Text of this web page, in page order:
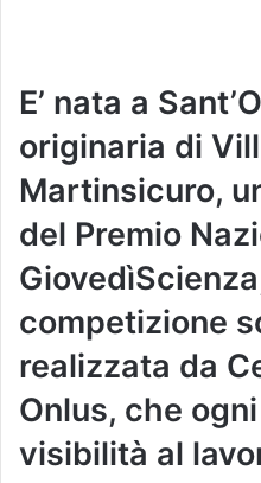
E’ nata a
originaria di
Martinsicuro,
del Premio
competizione
realizzata da
Onlus, che
visibilità al